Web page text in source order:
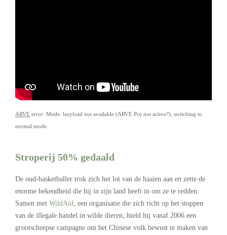
ARVE error: Mode: lazyload not available (ARVE Pro not active?), switching to
normal mode
Stroperij 50% gedaald
De oud-basketballer trok zich het lot van de haaien aan en zette de
enorme bekendheid die hij in zijn land heeft in om ze te redden.
Samen met WildAid , een organisatie die zich richt op het stoppen
van de illegale handel in wilde dieren, hield hij vanaf 2006 een
grootscheepse campagne om het Chinese volk bewust te maken van